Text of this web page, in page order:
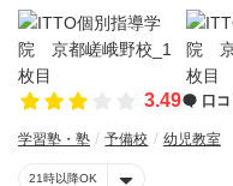
3.49 口コ
学習塾・塾 予備校 幼児教室
21時以降OK